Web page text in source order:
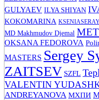
GULYAEV ILYA SHIYAN
KOKOMARINA
MD Makhmudov Djemal
OKSANA FEDOROVA
MASTERS Sergey
ZAITSEV SZFL
VALENTIN
ANDREYANOVA МХПИ